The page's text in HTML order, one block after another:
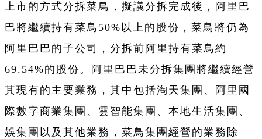
上市的方式分拆菜鳥，擬議分拆完成後，阿里巴
巴將繼續持有菜鳥50%以上的股份，菜鳥將仍為
阿里巴巴的子公司，分拆前阿里持有菜鳥約
69.54%的股份。阿里巴巴未分拆集團將繼續經營
其現有的主要業務，其中包括淘天集團、阿里國
際數字商業集團、雲智能集團、本地生活集團、
娛集團以及其他業務，菜鳥集團經營的業務除